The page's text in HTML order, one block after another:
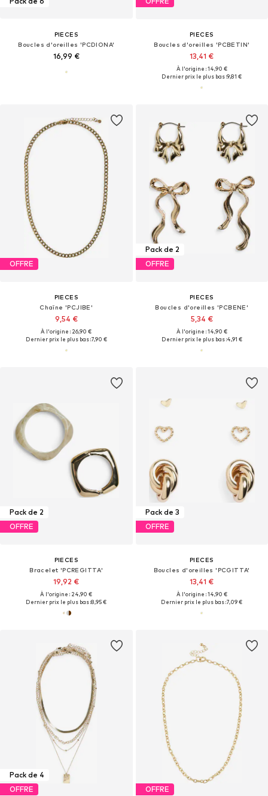
PIECES
Boucles d'oreilles 'PCDIONA'
16,99 €
PIECES
Boucles d'oreilles 'PCBETIN'
13,41 €
À l'origine : 14,90 €
Dernier prix le plus bas :9,81 €
OFFRE
PIECES
Chaîne 'PCJIBE'
9,54 €
À l'origine : 26,90 €
Dernier prix le plus bas :7,90 €
Pack de 2
OFFRE
PIECES
Boucles d'oreilles 'PCBENE'
5,34 €
À l'origine : 14,90 €
Dernier prix le plus bas :4,91 €
Pack de 2
OFFRE
PIECES
Bracelet 'PCREGITTA'
19,92 €
À l'origine : 24,90 €
Dernier prix le plus bas :8,95 €
Pack de 3
OFFRE
PIECES
Boucles d'oreilles 'PCGITTA'
13,41 €
À l'origine : 14,90 €
Dernier prix le plus bas :7,09 €
Pack de 4
OFFRE
OFFRE